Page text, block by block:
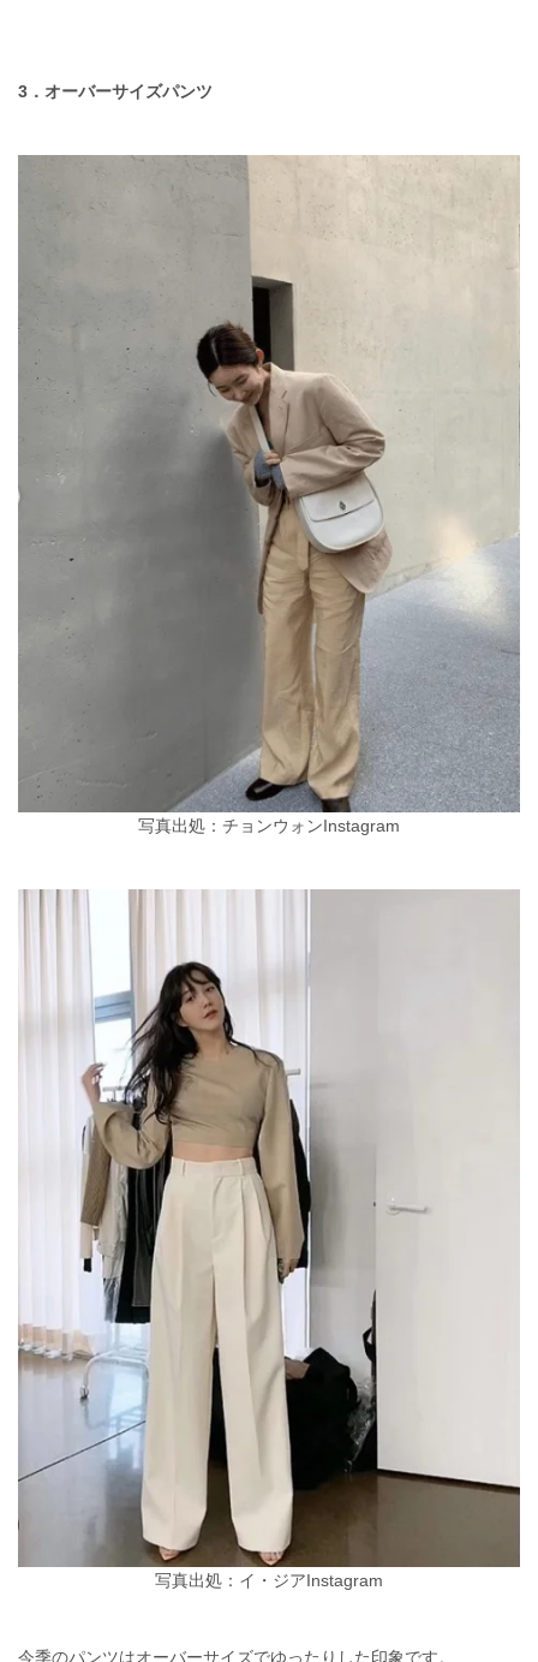
3．オーバーサイズパンツ
写真出処：チョンウォンInstagram
写真出処：イ・ジアInstagram
今季のパンツはオーバーサイズでゆったりした印象です。